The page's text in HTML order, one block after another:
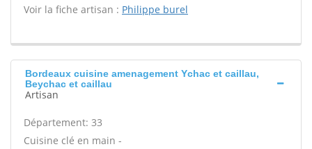
Voir la fiche artisan : Philippe burel
Bordeaux cuisine amenagement Ychac et caillau,
Beychac et caillau
Artisan
Département: 33
Cuisine clé en main -